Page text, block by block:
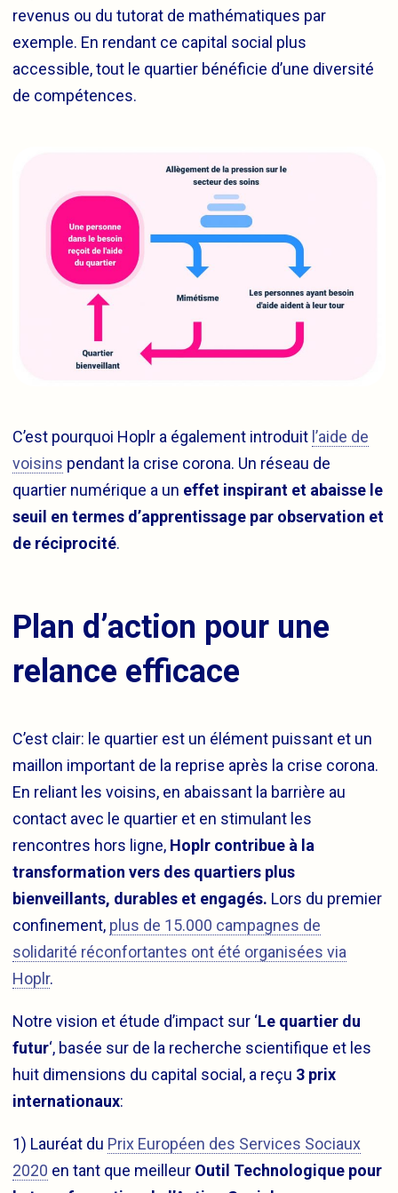
revenus ou du tutorat de mathématiques par
exemple. En rendant ce capital social plus
accessible, tout le quartier bénéficie d’une diversité
de compétences.
C’est pourquoi Hoplr a également introduit l’aide de
voisins pendant la crise corona. Un réseau de
quartier numérique a un effet inspirant et abaisse le
seuil en termes d’apprentissage par observation et
de réciprocité.
Plan d’action pour une
relance efficace
C’est clair: le quartier est un élément puissant et un
maillon important de la reprise après la crise corona.
En reliant les voisins, en abaissant la barrière au
contact avec le quartier et en stimulant les
rencontres hors ligne, Hoplr contribue à la
transformation vers des quartiers plus
bienveillants, durables et engagés. Lors du premier
confinement, plus de 15.000 campagnes de
solidarité réconfortantes ont été organisées via
Hoplr.
Notre vision et étude d’impact sur ‘Le quartier du
futur‘, basée sur de la recherche scientifique et les
huit dimensions du capital social, a reçu 3 prix
internationaux:
1) Lauréat du Prix Européen des Services Sociaux
2020 en tant que meilleur Outil Technologique pour